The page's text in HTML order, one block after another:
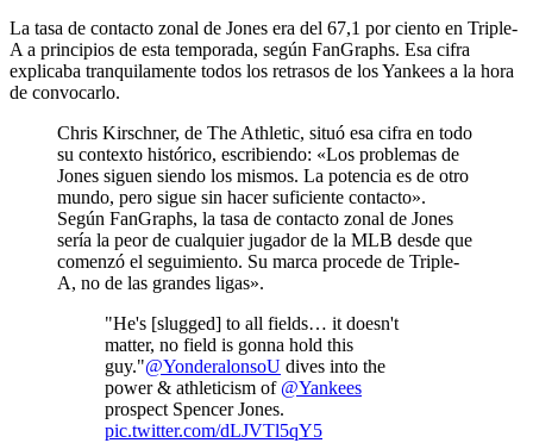
La tasa de contacto zonal de Jones era del 67,1 por ciento en Triple-
A a principios de esta temporada, según FanGraphs. Esa cifra
explicaba tranquilamente todos los retrasos de los Yankees a la hora
de convocarlo.
Chris Kirschner, de The Athletic, situó esa cifra en todo
su contexto histórico, escribiendo: «Los problemas de
Jones siguen siendo los mismos. La potencia es de otro
mundo, pero sigue sin hacer suficiente contacto».
Según FanGraphs, la tasa de contacto zonal de Jones
sería la peor de cualquier jugador de la MLB desde que
comenzó el seguimiento. Su marca procede de Triple-
A, no de las grandes ligas».
"He's [slugged] to all fields… it doesn't
matter, no field is gonna hold this
guy."@YonderalonsoU dives into the
power & athleticism of @Yankees
prospect Spencer Jones.
pic.twitter.com/dLJVTl5qY5